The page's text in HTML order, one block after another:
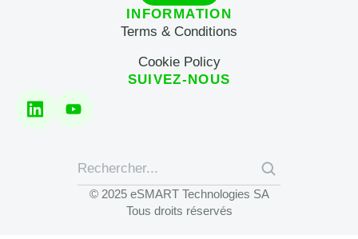
INFORMATION
Terms & Conditions
Cookie Policy
SUIVEZ-NOUS
© 2025 eSMART Technologies SA
Tous droits réservés